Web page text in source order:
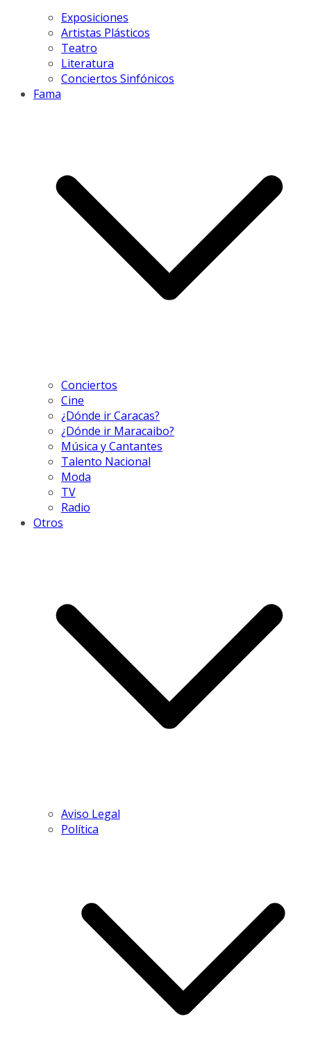
Exposiciones
Artistas Plásticos
Teatro
Literatura
Conciertos Sinfónicos
Fama
Conciertos
Cine
¿Dónde ir Caracas?
¿Dónde ir Maracaibo?
Música y Cantantes
Talento Nacional
Moda
TV
Radio
Otros
Aviso Legal
Política